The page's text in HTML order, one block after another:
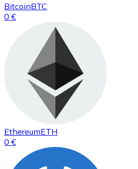
BitcoinBTC
0 €
EthereumETH
0 €